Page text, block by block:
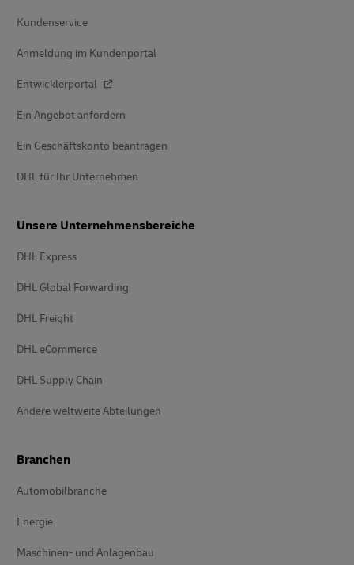
Kundenservice
Anmeldung im Kundenportal
Entwicklerportal
Ein Angebot anfordern
Ein Geschäftskonto beantragen
DHL für Ihr Unternehmen
Unsere Unternehmensbereiche
DHL Express
DHL Global Forwarding
DHL Freight
DHL eCommerce
DHL Supply Chain
Andere weltweite Abteilungen
Branchen
Automobilbranche
Energie
Maschinen- und Anlagenbau